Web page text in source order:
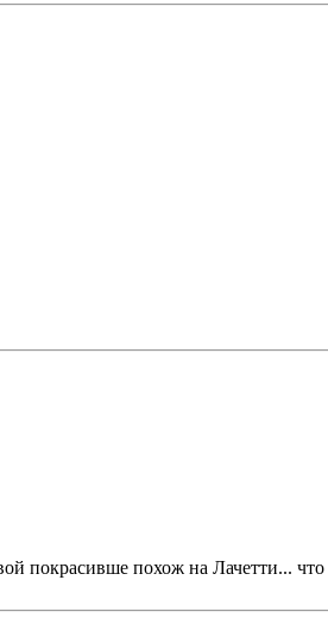
покрасивше похож на Лачетти...